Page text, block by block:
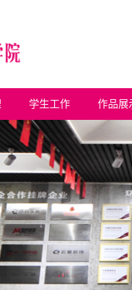
学生工作 作品展